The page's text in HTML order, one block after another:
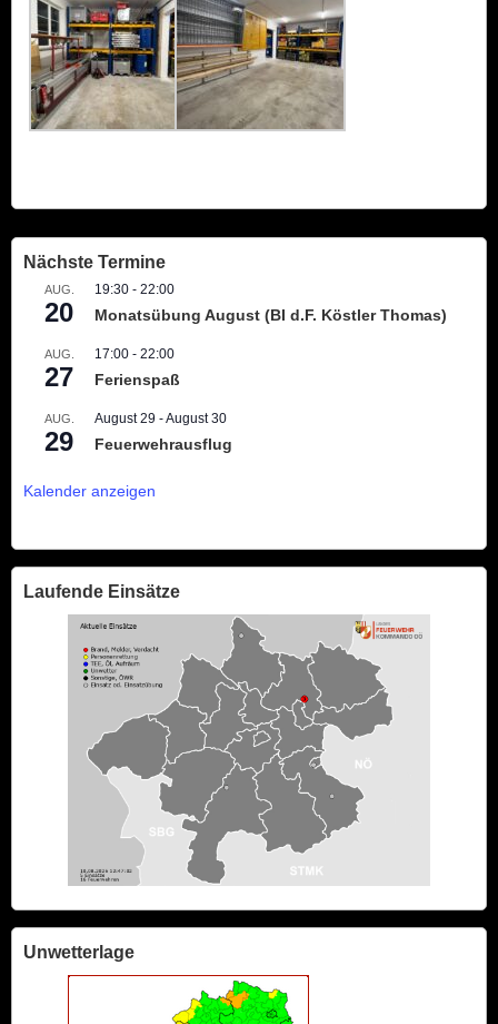
Nächste Termine
AUG.
20
19:30 - 22:00
Monatsübung August (BI d.F. Köstler Thomas)
AUG.
27
17:00 - 22:00
Ferienspaß
AUG.
29
August 29 -August 30
Feuerwehrausflug
Kalender anzeigen
Laufende Einsätze
Unwetterlage